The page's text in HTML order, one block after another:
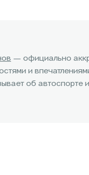
— официально
и
об автоспорте